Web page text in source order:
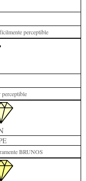
perceptible
BRUNOS